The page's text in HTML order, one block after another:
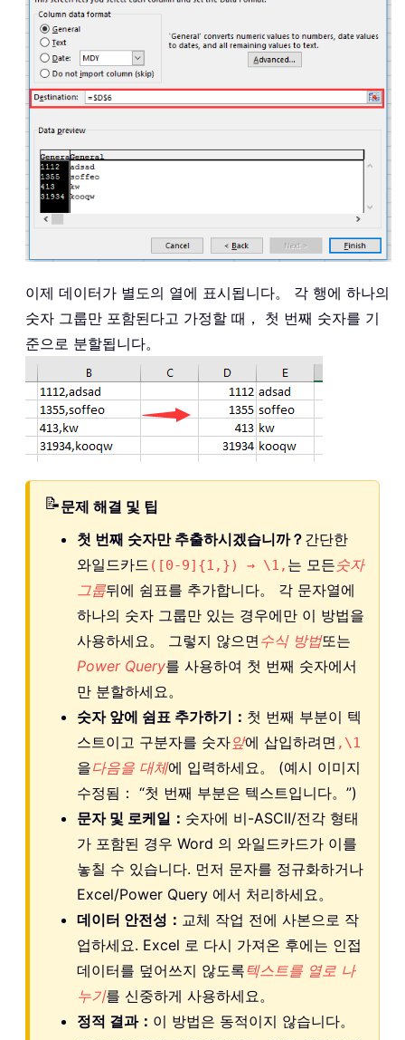
이제 데이터가 별도의 열에 표시됩니다。 각 행에 하나의
숫자 그룹만 포함된다고 가정할 때， 첫 번째 숫자를 기
준으로 분할됩니다。
📝문제 해결 및 팁
첫 번째 숫자만 추출하시겠습니까？ 간단한
와일드카드 ([0-9]{1,}) → \1, 는 모든숫자
그룹뒤에 쉼표를 추가합니다。 각 문자열에
하나의 숫자 그룹만 있는 경우에만 이 방법을
사용하세요。 그렇지 않으면 수식 방법또는
Power Query를 사용하여 첫 번째 숫자에서
만 분할하세요。
숫자 앞에 쉼표 추가하기： 첫 번째 부분이 텍
스트이고 구분자를 숫자앞에 삽입하려면 ,\1
을다음을 대체에 입력하세요。 (예시 이미지
수정됨： “첫 번째 부분은 텍스트입니다。”)
문자 및 로케일： 숫자에 비-ASCII/전각 형태
가 포함된 경우 Word 의 와일드카드가 이를
놓칠 수 있습니다. 먼저 문자를 정규화하거나
Excel/Power Query 에서 처리하세요。
데이터 안전성： 교체 작업 전에 사본으로 작
업하세요. Excel 로 다시 가져온 후에는 인접
데이터를 덮어쓰지 않도록텍스트를 열로 나
누기를 신중하게 사용하세요。
정적 결과： 이 방법은 동적이지 않습니다。